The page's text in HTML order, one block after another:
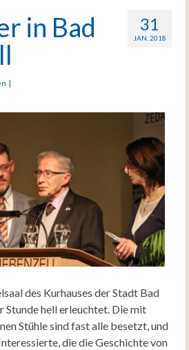
31
JAN. 2018
in Bad
|
des Kurhauses der Stadt Bad
Stunde hell erleuchtet. Die mit
Stühle sind fast alle besetzt, und
die die Geschichte von